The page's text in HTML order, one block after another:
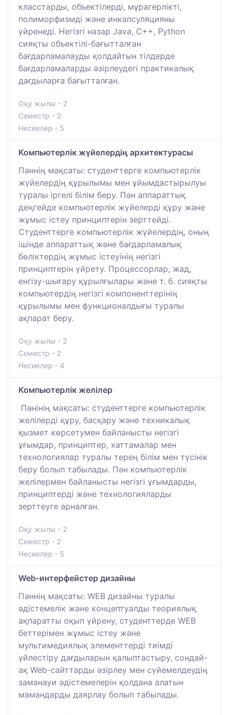
класстарды, объектілерді, мұрагерлікті,
полиморфизмді және инкапсуляцияны
үйренеді. Негізгі назар Java, C++, Python
сияқты объектілі-бағытталған
бағдарламалауды қолдайтын тілдерде
бағдарламаларды әзірлеудегі практикалық
дағдыларға бағытталған.
Оқу жылы - 2
Семестр - 2
Несиелер - 5
Компьютерлік жүйелердің архитектурасы
Пәннің мақсаты: студенттерге компьютерлік
жүйелердің құрылымы мен ұйымдастырылуы
туралы іргелі білім беру. Пән аппараттық
деңгейде компьютерлік жүйелерді құру және
жұмыс істеу принциптерін зерттейді.
Студенттерге компьютерлік жүйелердің, оның
ішінде аппараттық және бағдарламалық
бөліктердің жұмыс істеуінің негізгі
принциптерін үйрету. Процессорлар, жад,
енгізу-шығару құрылғылары және т. б. сияқты
компьютердің негізгі компоненттерінің
құрылымы мен функционалдығы туралы
ақпарат беру.
Оқу жылы - 2
Семестр - 2
Несиелер - 4
Компьютерлік желілер
Пәнінің мақсаты: студенттерге компьютерлік
желілерді құру, басқару және техникалық
қызмет көрсетумен байланысты негізгі
ұғымдар, принциптер, хаттамалар мен
технологиялар туралы терең білім мен түсінік
беру болып табылады. Пән компьютерлік
желілермен байланысты негізгі ұғымдарды,
принциптерді және технологияларды
зерттеуге арналған.
Оқу жылы - 2
Семестр - 2
Несиелер - 5
Web-интерфейстер дизайны
Пәннің мақсаты: WEB дизайны туралы
әдістемелік және концептуалды теориялық
ақпаратты оқып үйрену, студенттерде WEB
беттерімен жұмыс істеу және
мультимедиялық элементтерді тиімді
үйлестіру дағдыларын қалыптастыру, сондай-
ақ Web-сайттарды әзірлеу мен сүйемелдеудің
заманауи әдістемелерін қолдана алатын
мамандарды даярлау болып табылады.